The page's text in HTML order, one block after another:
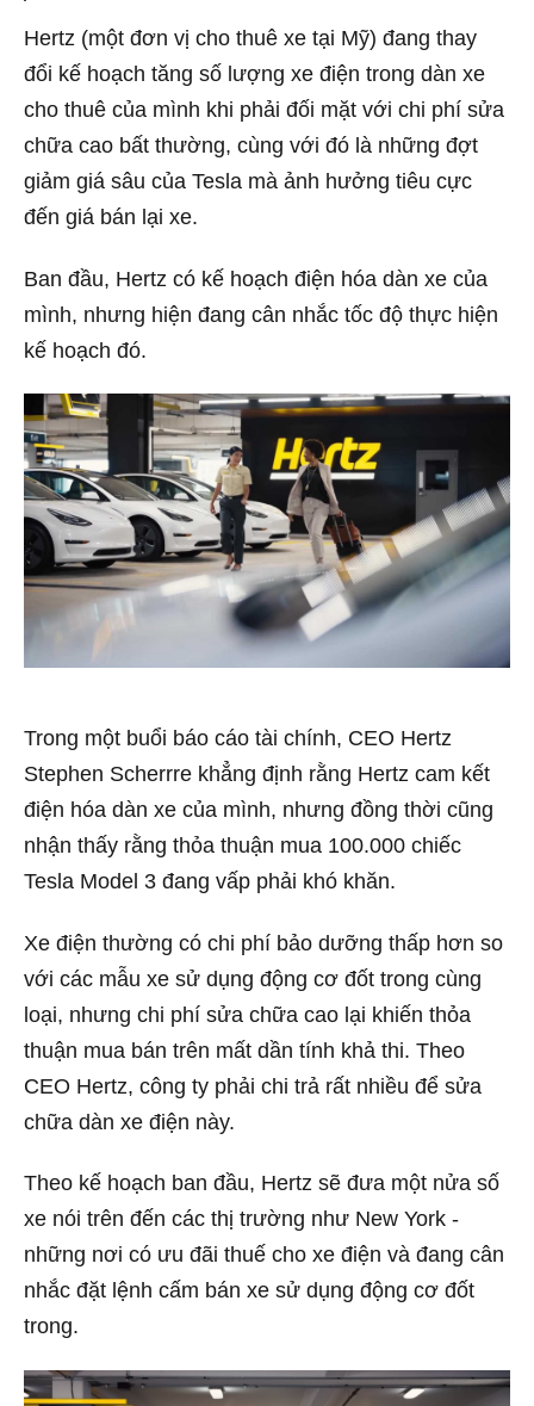
Hertz (một đơn vị cho thuê xe tại Mỹ) đang thay
đổi kế hoạch tăng số lượng xe điện trong dàn xe
cho thuê của mình khi phải đối mặt với chi phí sửa
chữa cao bất thường, cùng với đó là những đợt
giảm giá sâu của Tesla mà ảnh hưởng tiêu cực
đến giá bán lại xe.
Ban đầu, Hertz có kế hoạch điện hóa dàn xe của
mình, nhưng hiện đang cân nhắc tốc độ thực hiện
kế hoạch đó.
Trong một buổi báo cáo tài chính, CEO Hertz
Stephen Scherrre khẳng định rằng Hertz cam kết
điện hóa dàn xe của mình, nhưng đồng thời cũng
nhận thấy rằng thỏa thuận mua 100.000 chiếc
Tesla Model 3 đang vấp phải khó khăn.
Xe điện thường có chi phí bảo dưỡng thấp hơn so
với các mẫu xe sử dụng động cơ đốt trong cùng
loại, nhưng chi phí sửa chữa cao lại khiến thỏa
thuận mua bán trên mất dần tính khả thi. Theo
CEO Hertz, công ty phải chi trả rất nhiều để sửa
chữa dàn xe điện này.
Theo kế hoạch ban đầu, Hertz sẽ đưa một nửa số
xe nói trên đến các thị trường như New York -
những nơi có ưu đãi thuế cho xe điện và đang cân
nhắc đặt lệnh cấm bán xe sử dụng động cơ đốt
trong.